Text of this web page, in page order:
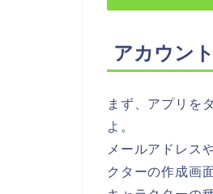
アカウン
まず、アプリを
よ。
メールアドレス
クターの作成画